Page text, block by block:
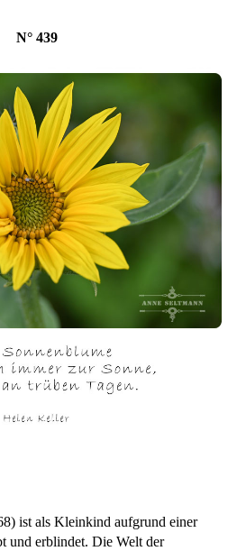
N° 439
ist als Kleinkind aufgrund einer
und erblindet. Die Welt der